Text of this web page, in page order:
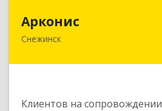
Арконис
Снежинск
Клиентов на сопровождении